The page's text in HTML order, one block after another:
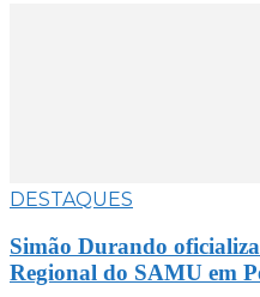
DESTAQUES
Simão Durando
Regional do SAMU em